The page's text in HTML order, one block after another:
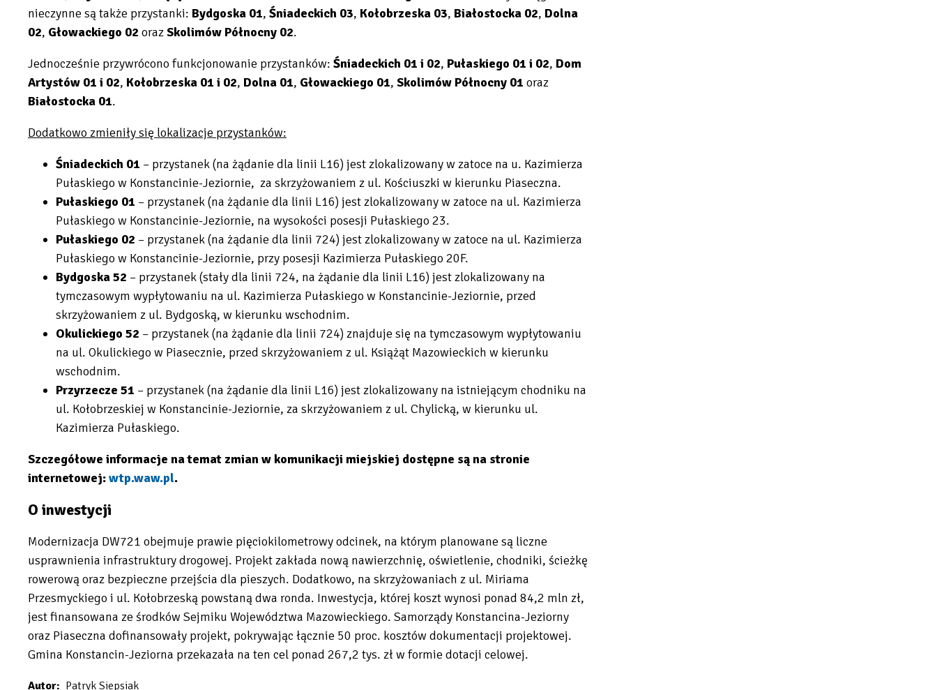
nieczynne są także przystanki: Bydgoska 01, Śniadeckich 03, Kołobrzeska 03, Białostocka 02, Dolna
02, Głowackiego 02 orazSkolimów Północny 02.
Jednocześnie przywrócono funkcjonowanie przystanków: Śniadeckich 01 i 02, Pułaskiego 01 i 02, Dom
Artystów 01 i 02, Kołobrzeska 01 i 02, Dolna 01, Głowackiego 01, Skolimów Północny 01 oraz
Białostocka 01.
Dodatkowo zmieniły się lokalizacje przystanków:
Śniadeckich 01 – przystanek (na żądanie dla linii L16) jest zlokalizowany w zatoce na u. Kazimierza
Pułaskiego w Konstancinie-Jeziornie, za skrzyżowaniem z ul. Kościuszki w kierunku Piaseczna.
Pułaskiego 01 – przystanek (na żądanie dla linii L16) jest zlokalizowany w zatoce na ul. Kazimierza
Pułaskiego w Konstancinie-Jeziornie, na wysokości posesji Pułaskiego 23.
Pułaskiego 02 – przystanek (na żądanie dla linii 724) jest zlokalizowany w zatoce na ul. Kazimierza
Pułaskiego w Konstancinie-Jeziornie, przy posesji Kazimierza Pułaskiego 20F.
Bydgoska 52 – przystanek (stały dla linii 724, na żądanie dla linii L16) jest zlokalizowany na
tymczasowym wypłytowaniu na ul. Kazimierza Pułaskiego w Konstancinie-Jeziornie, przed
skrzyżowaniem z ul. Bydgoską, w kierunku wschodnim.
Okulickiego 52 – przystanek (na żądanie dla linii 724) znajduje się na tymczasowym wypłytowaniu
na ul. Okulickiego w Piasecznie, przed skrzyżowaniem z ul. Książąt Mazowieckich w kierunku
wschodnim.
Przyrzecze 51 – przystanek (na żądanie dla linii L16) jest zlokalizowany na istniejącym chodniku na
ul. Kołobrzeskiej w Konstancinie-Jeziornie, za skrzyżowaniem z ul. Chylicką, w kierunku ul.
Kazimierza Pułaskiego.
Szczegółowe informacje na temat zmian w komunikacji miejskiej dostępne są na stronie
internetowej:wtp.waw.pl
open
in
tab
.
O inwestycji
Modernizacja DW721 obejmuje prawie pięciokilometrowy odcinek, na którym planowane są liczne
usprawnienia infrastruktury drogowej. Projekt zakłada nową nawierzchnię, oświetlenie, chodniki, ścieżkę
rowerową oraz bezpieczne przejścia dla pieszych. Dodatkowo, na skrzyżowaniach z ul. Miriama
Przesmyckiego i ul. Kołobrzeską powstaną dwa ronda. Inwestycja, której koszt wynosi ponad 84,2 mln zł,
jest finansowana ze środków Sejmiku Województwa Mazowieckiego. Samorządy Konstancina-Jeziorny
oraz Piaseczna dofinansowały projekt, pokrywając łącznie 50 proc. kosztów dokumentacji projektowej.
Gmina Konstancin-Jeziorna przekazała na ten cel ponad 267,2 tys. zł w formie dotacji celowej.
Autor Patryk Siepsiak